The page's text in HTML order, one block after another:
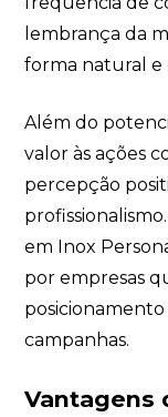
lembrança da
forma natural e
Além do
valor às ações
percepção
em Inox
por empresas
campanhas.
Vantagens